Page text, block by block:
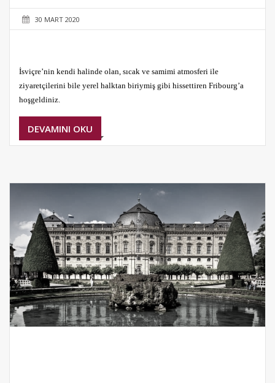
30 MART 2020
İsviçre’nin kendi halinde olan, sıcak ve samimi atmosferi ile
ziyaretçilerini bile yerel halktan biriymiş gibi hissettiren Fribourg’a
hoşgeldiniz.
DEVAMINI OKU